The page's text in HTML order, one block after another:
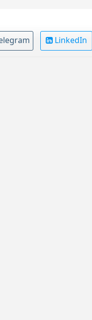
LinkedIn